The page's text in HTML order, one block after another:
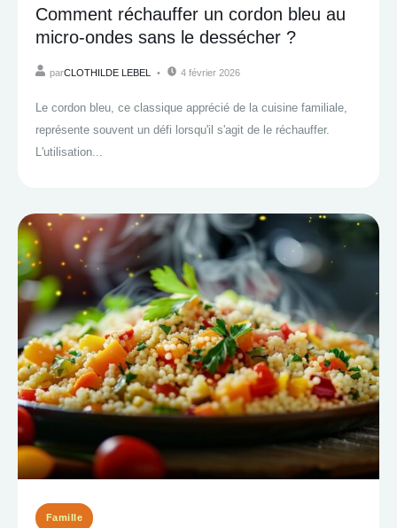
Comment réchauffer un cordon bleu au
micro-ondes sans le dessécher ?
parCLOTHILDE LEBEL 4 février 2026
Le cordon bleu, ce classique apprécié de la cuisine familiale,
représente souvent un défi lorsqu'il s'agit de le réchauffer.
L'utilisation...
Famille